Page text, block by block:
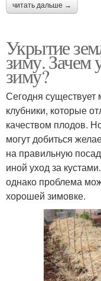
читать дальше →
Укрытие
зиму. Зачем
зиму?
Сегодня
клубники, которые
качеством плодов.
могут добиться
на правильную
иной уход за
однако проблема
хорошей зимовке.